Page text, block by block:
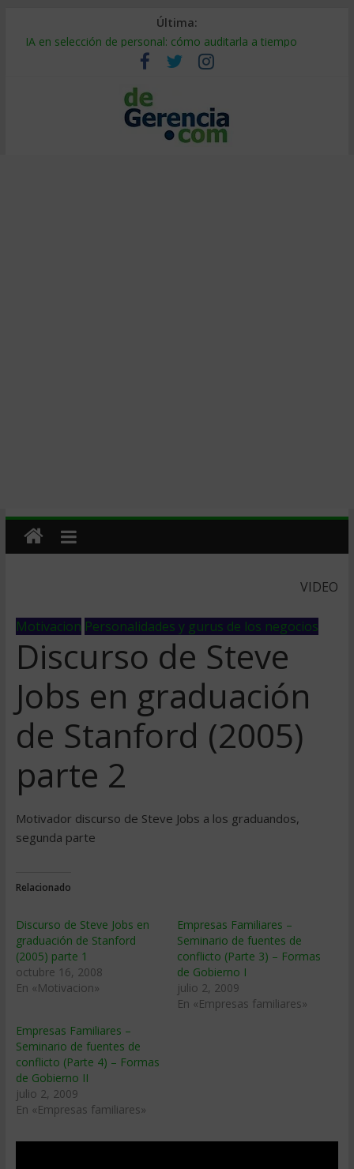
Última:
Despido silencioso: qué es y por qué sale tan caro
IA en selección de personal: cómo auditarla a tiempo
Trabajo forzoso en la cadena de suministro: qué hacer
Mercado hispano de EE. UU.: cómo segmentarlo y venderle
Stablecoins para empresas: cómo pagar y cobrar en 2026
VIDEO
Motivacion Personalidades y gurus de los negocios
Discurso de Steve
Jobs en graduación
de Stanford (2005)
parte 2
Motivador discurso de Steve Jobs a los graduandos,
segunda parte
Relacionado
Discurso de Steve Jobs en
graduación de Stanford
(2005) parte 1
octubre 16, 2008
En «Motivacion»
Empresas Familiares –
Seminario de fuentes de
conflicto (Parte 3) – Formas
de Gobierno I
julio 2, 2009
En «Empresas familiares»
Empresas Familiares –
Seminario de fuentes de
conflicto (Parte 4) – Formas
de Gobierno II
julio 2, 2009
En «Empresas familiares»